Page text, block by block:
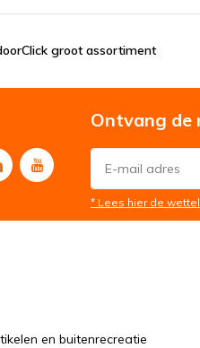
groot assortiment
Ontvang de
* Lees hier de
en buitenrecreatie